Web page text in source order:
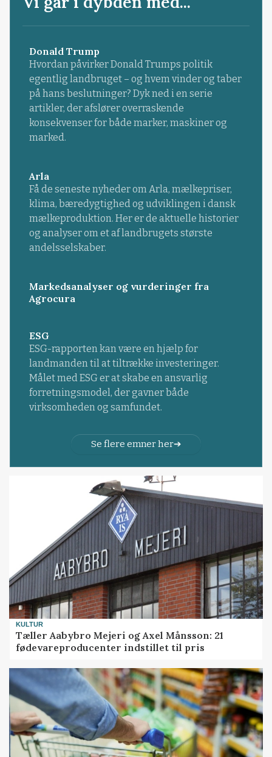
Donald Trump
Hvordan påvirker Donald Trumps politik
egentlig landbruget – og hvem vinder og taber
på hans beslutninger? Dyk ned i en serie
artikler, der afslører overraskende
konsekvenser for både marker, maskiner og
marked.
Arla
Få de seneste nyheder om Arla, mælkepriser,
klima, bæredygtighed og udviklingen i dansk
mælkeproduktion. Her er de aktuelle historier
og analyser om et af landbrugets største
andelsselskaber.
Markedsanalyser og vurderinger fra
Agrocura
ESG
ESG-rapporten kan være en hjælp for
landmanden til at tiltrække investeringer.
Målet med ESG er at skabe en ansvarlig
forretningsmodel, der gavner både
virksomheden og samfundet.
Se flere emner her
KULTUR
Tæller Aabybro Mejeri og Axel Månsson: 21
fødevareproducenter indstillet til pris